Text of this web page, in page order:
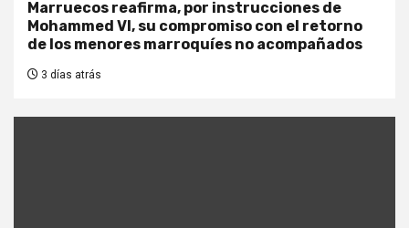
Marruecos reafirma, por instrucciones de
Mohammed VI, su compromiso con el retorno
de los menores marroquíes no acompañados
3 días atrás